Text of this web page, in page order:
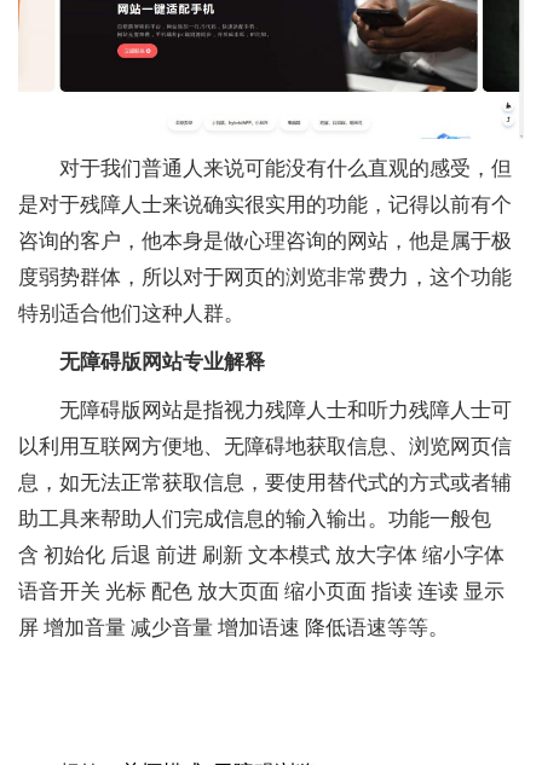
对于我们普通人来说可能没有什么直观的感受，但
是对于残障人士来说确实很实用的功能，记得以前有个
咨询的客户，他本身是做心理咨询的网站，他是属于极
度弱势群体，所以对于网页的浏览非常费力，这个功能
特别适合他们这种人群。
无障碍版网站专业解释
无障碍版网站是指视力残障人士和听力残障人士可
以利用互联网方便地、无障碍地获取信息、浏览网页信
息，如无法正常获取信息，要使用替代式的方式或者辅
助工具来帮助人们完成信息的输入输出。功能一般包
含 初始化 后退 前进 刷新 文本模式 放大字体 缩小字体
语音开关 光标 配色 放大页面 缩小页面 指读 连读 显示
屏 增加音量 减少音量 增加语速 降低语速等等。